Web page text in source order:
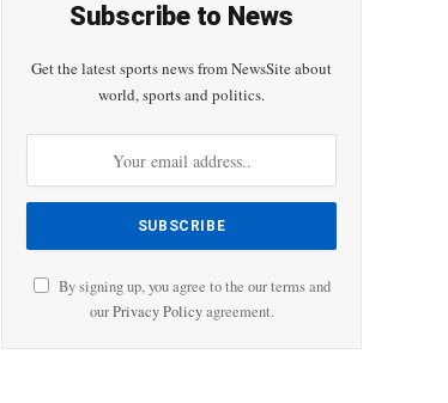
Subscribe to News
Get the latest sports news from NewsSite about
world, sports and politics.
By signing up, you agree to the our terms and
ourPrivacy Policyagreement.